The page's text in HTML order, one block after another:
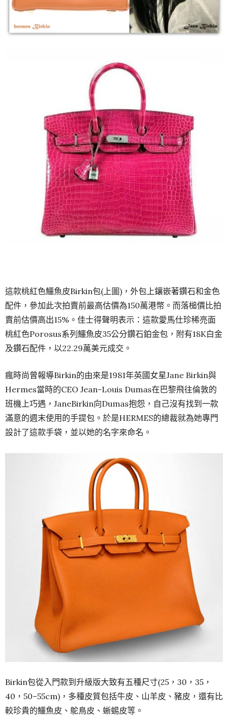
這款桃紅色鱷魚皮Birkin包(上圖)，外包上鑲嵌著鑽石和金色
配件，參加此次拍賣前最高估價為150萬港幣。而落槌價比拍
賣前估價高出15%。佳士得聲明表示：這款愛馬仕珍稀亮面
桃紅色Porosus系列鱷魚皮35公分鑽石鉑金包，附有18K白金
及鑽石配件，以22.29萬美元成交。
瘋時尚曾報導Birkin的由來是1981年英國女星Jane Birkin與
Hermes當時的CEO Jean-Louis Dumas在巴黎飛往倫敦的
班機上巧遇，JaneBirkin向Dumas抱怨，自己沒有找到一款
滿意的週末使用的手提包。於是HERMES的總裁就為她專門
設計了這款手袋，並以她的名字來命名。
Birkin包從入門款到升級版大致有五種尺寸(25，30，35，
40，50–55cm)，多種皮質包括牛皮、山羊皮、豬皮，還有比
較珍貴的鱷魚皮、鴕鳥皮、蜥蜴皮等。